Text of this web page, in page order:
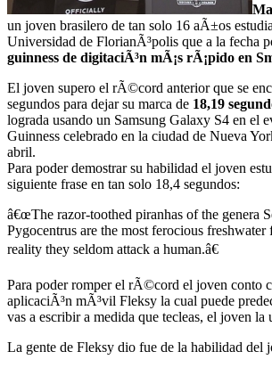
un joven brasilero de tan solo 16 aÃ±os
Universidad de FlorianÃ³polis que a la fecha
guinness de digitaciÃ³n mÃ¡s rÃ¡pido en
El joven supero el rÃ©cord anterior que se
segundos para dejar su marca de 18,19
lograda usando un Samsung Galaxy S4 en el
Guinness celebrado en la ciudad de Nueva
abril.
Para poder demostrar su habilidad el joven
siguiente frase en tan solo 18,4 segundos:
â€œThe razor-toothed piranhas of the genera
Pygocentrus are the most ferocious
reality they seldom attack a human.â€
Para poder romper el rÃ©cord el joven conto
aplicaciÃ³n mÃ³vil Fleksy la cual puede
vas a escribir a medida que tecleas, el joven la
La gente de Fleksy dio fue de la habilidad del